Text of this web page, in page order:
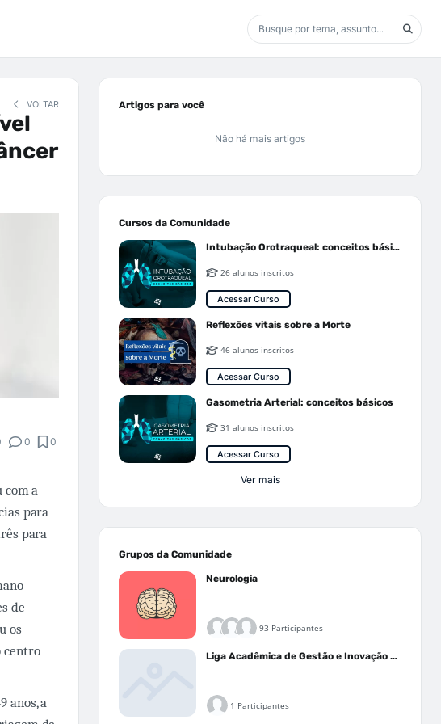
VOLTAR
0 0
com a
para
para
de
os
centro
anos, a
Artigos para você
Não há mais artigos
Cursos da Comunidade
Intubação Orotraqueal: conceitos básicos
26 alunos inscritos
Acessar Curso
Reflexões vitais sobre a Morte
46 alunos inscritos
Acessar Curso
Gasometria Arterial: conceitos básicos
31 alunos inscritos
Acessar Curso
Ver mais
Grupos da Comunidade
Neurologia
93 Participantes
Liga Acadêmica de Gestão e Inovação Médica - LAGIM
1 Participantes